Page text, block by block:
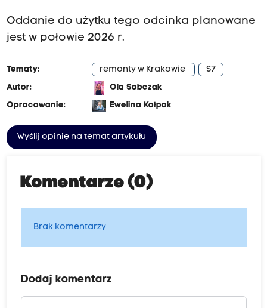
Oddanie do użytku tego odcinka planowane
jest w połowie 2026 r.
Tematy: remonty w Krakowie
S7
Autor:
Ola Sobczak
Opracowanie:
Ewelina Kołpak
Wyślij opinię na temat artykułu
Komentarze (0)
Brak komentarzy
Dodaj komentarz